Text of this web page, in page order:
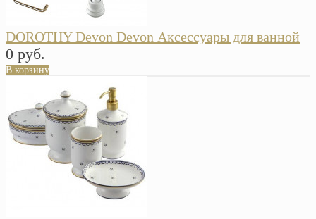
DOROTHY Devon Devon Аксессуары для ванной
0 руб.
В корзину